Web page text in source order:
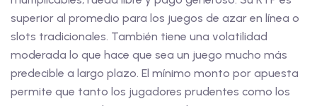
superior al promedio para los juegos de azar en línea o
slots tradicionales. También tiene una volatilidad
moderada lo que hace que sea un juego mucho más
predecible a largo plazo. El mínimo monto por apuesta
permite que tanto los jugadores prudentes como los